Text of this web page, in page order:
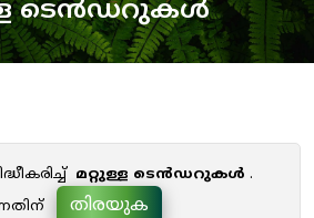
ടെൻഡറുകൾ
മറ്റുള്ള ടെൻഡറുകൾ .
തിരയുക